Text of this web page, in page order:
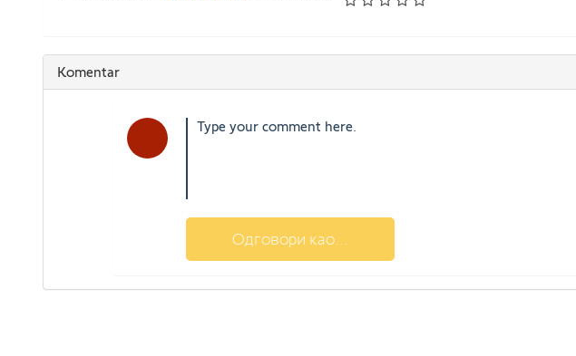
Komentar
Одговори као...